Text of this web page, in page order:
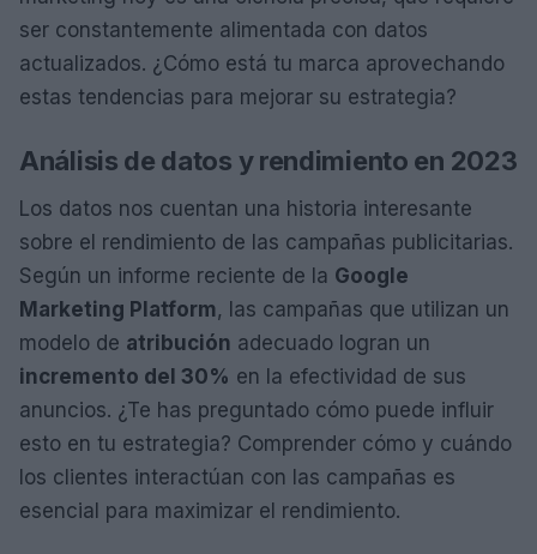
ser constantemente alimentada con datos
actualizados. ¿Cómo está tu marca aprovechando
estas tendencias para mejorar su estrategia?
Análisis de datos y rendimiento en 2023
Los datos nos cuentan una historia interesante
sobre el rendimiento de las campañas publicitarias.
Según un informe reciente de la Google
Marketing Platform, las campañas que utilizan un
modelo de atribución adecuado logran un
incremento del 30% en la efectividad de sus
anuncios. ¿Te has preguntado cómo puede influir
esto en tu estrategia? Comprender cómo y cuándo
los clientes interactúan con las campañas es
esencial para maximizar el rendimiento.